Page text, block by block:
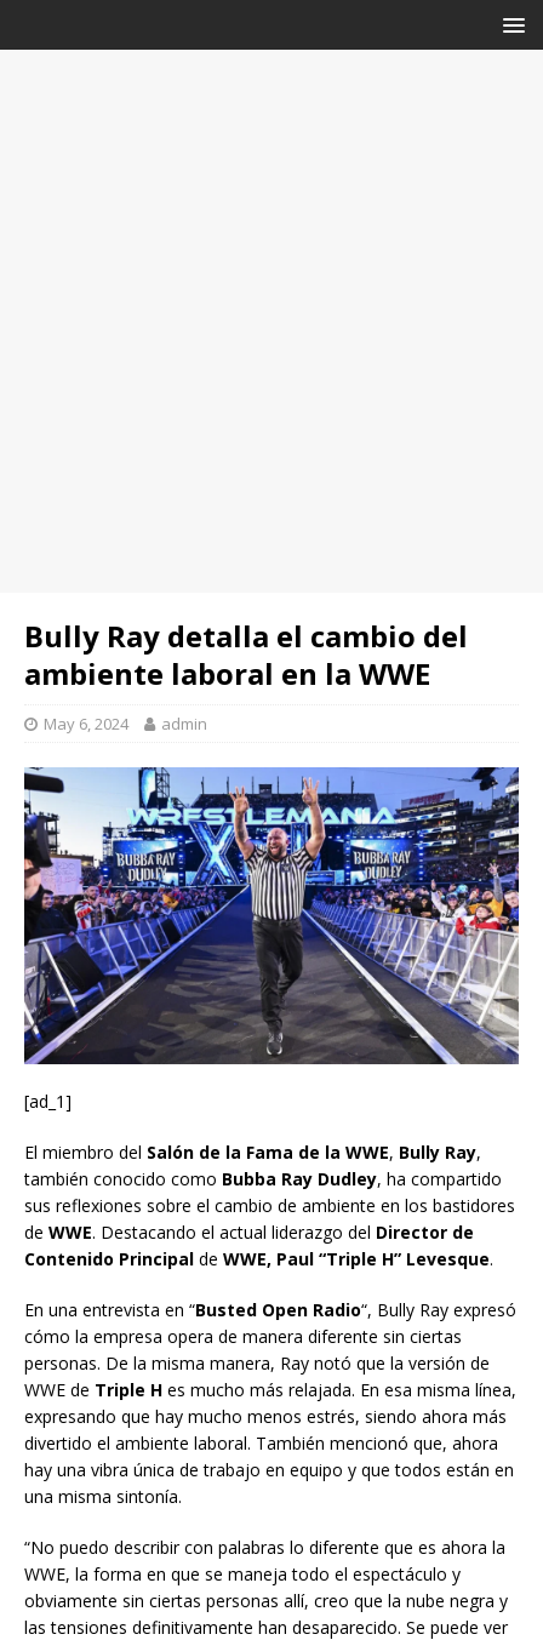
Bully Ray detalla el cambio del
ambiente laboral en la WWE
May 6, 2024 admin
[ad_1]
El miembro del Salón de la Fama de la WWE, Bully Ray,
también conocido como Bubba Ray Dudley, ha compartido
sus reflexiones sobre el cambio de ambiente en los bastidores
de WWE. Destacando el actual liderazgo del Director de
Contenido Principal de WWE, Paul “Triple H” Levesque.
En una entrevista en “Busted Open Radio“, Bully Ray expresó
cómo la empresa opera de manera diferente sin ciertas
personas. De la misma manera, Ray notó que la versión de
WWE de Triple H es mucho más relajada. En esa misma línea,
expresando que hay mucho menos estrés, siendo ahora más
divertido el ambiente laboral. También mencionó que, ahora
hay una vibra única de trabajo en equipo y que todos están en
una misma sintonía.
“No puedo describir con palabras lo diferente que es ahora la
WWE, la forma en que se maneja todo el espectáculo y
obviamente sin ciertas personas allí, creo que la nube negra y
las tensiones definitivamente han desaparecido. Se puede ver